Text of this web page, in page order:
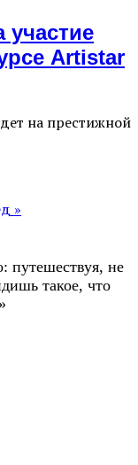
участие
Artistar
на престижной
»
путешествуя, не
такое, что